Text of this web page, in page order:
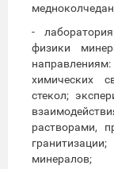
-
физики
химических
стекол;
растворами,
минералов;